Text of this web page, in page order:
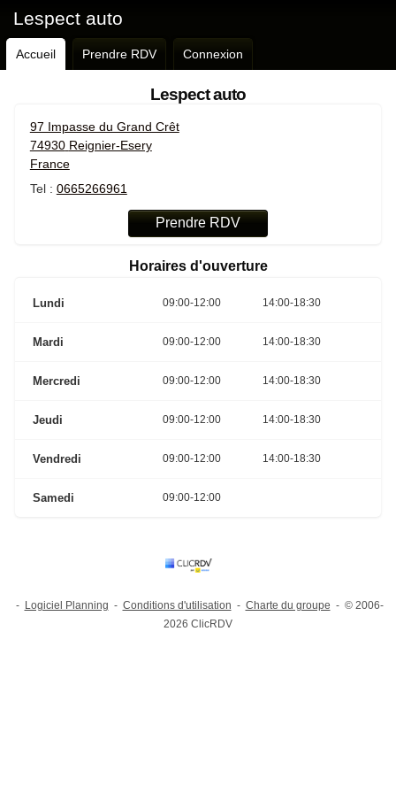
Lespect auto
Accueil Prendre RDV Connexion
Lespect auto
97 Impasse du Grand Crêt
74930 Reignier-Esery
France
Tel : 0665266961
Horaires d'ouverture
Lundi 09:00-12:00 14:00-18:30
Mardi 09:00-12:00 14:00-18:30
Mercredi 09:00-12:00 14:00-18:30
Jeudi 09:00-12:00 14:00-18:30
Vendredi 09:00-12:00 14:00-18:30
Samedi 09:00-12:00
- Logiciel Planning - Conditions d'utilisation - Charte du groupe - © 2006-
2026 ClicRDV